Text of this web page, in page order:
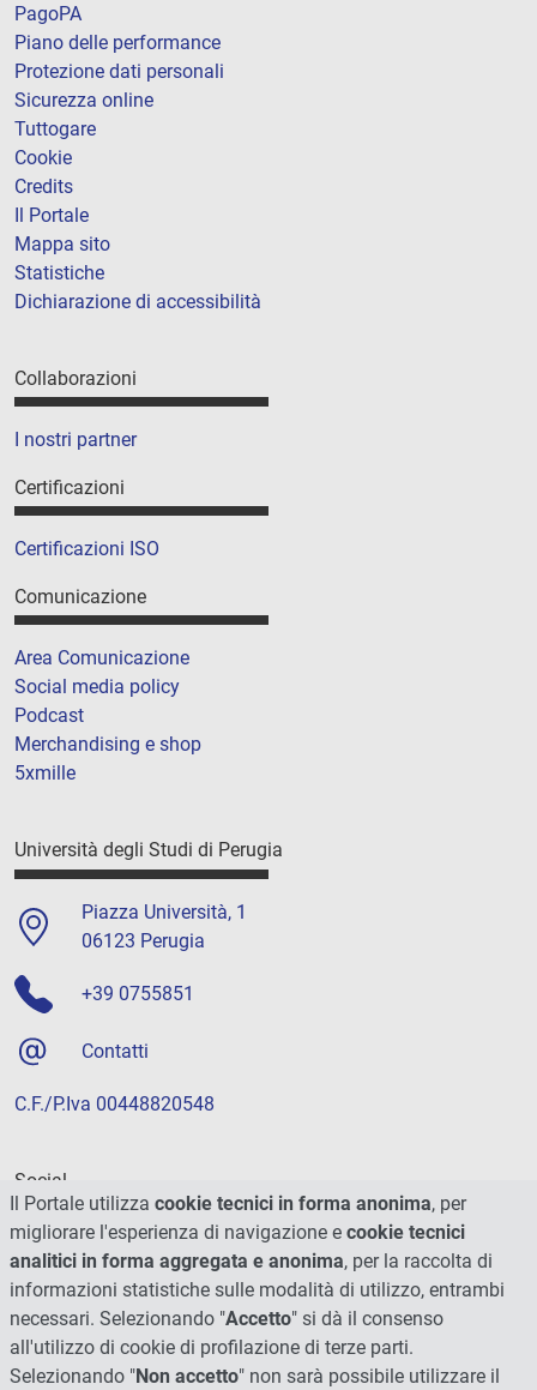
PagoPA
Piano delle performance
Protezione dati personali
Sicurezza online
Tuttogare
Cookie
Credits
Il Portale
Mappa sito
Statistiche
Dichiarazione di accessibilità
Collaborazioni
I nostri partner
Certificazioni
Certificazioni ISO
Comunicazione
Area Comunicazione
Social media policy
Podcast
Merchandising e shop
5xmille
Università degli Studi di Perugia
Piazza Università, 1
06123 Perugia
+39 0755851
Contatti
C.F./P.Iva 00448820548
Social
Il Portale utilizza cookie tecnici in forma anonima, per
migliorare l'esperienza di navigazione e cookie tecnici
analitici in forma aggregata e anonima, per la raccolta di
informazioni statistiche sulle modalità di utilizzo, entrambi
necessari. Selezionando "Accetto" si dà il consenso
all'utilizzo di cookie di profilazione di terze parti.
Selezionando "Non accetto" non sarà possibile utilizzare il